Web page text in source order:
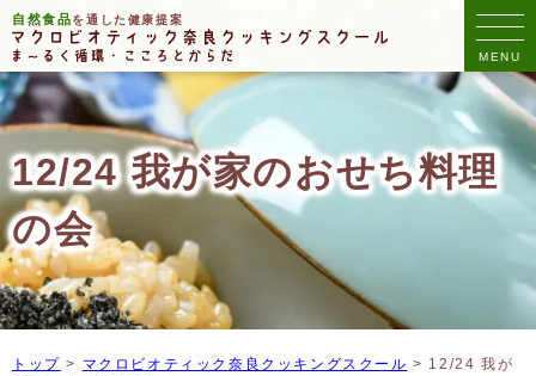
コ
ン
テ
ン
ツ
へ
ス
キ
ッ
プ
自然食品を通した健康提案
12/24 我が家のおせち料理
の会
トップ > マクロビオティック奈良クッキングスクール > 12/24 我が